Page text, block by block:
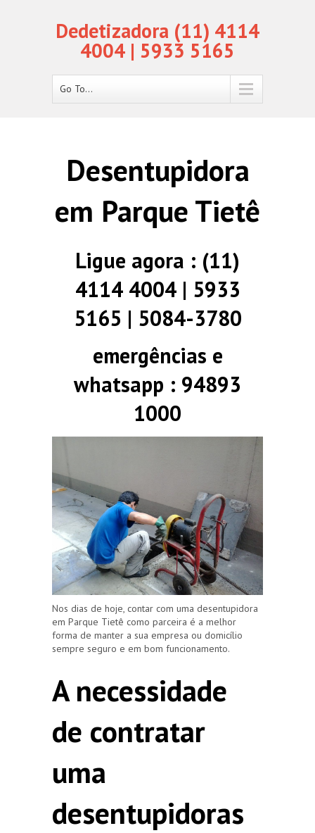
Dedetizadora (11) 4114
4004 | 5933 5165
Go To...
Desentupidora
em Parque Tietê
Ligue agora : (11)
4114 4004 | 5933
5165 | 5084-3780
emergências e
whatsapp : 94893
1000
Nos dias de hoje, contar com uma desentupidora
em Parque Tietê como parceira é a melhor
forma de manter a sua empresa ou domicílio
sempre seguro e em bom funcionamento.
A necessidade
de contratar
uma
desentupidoras